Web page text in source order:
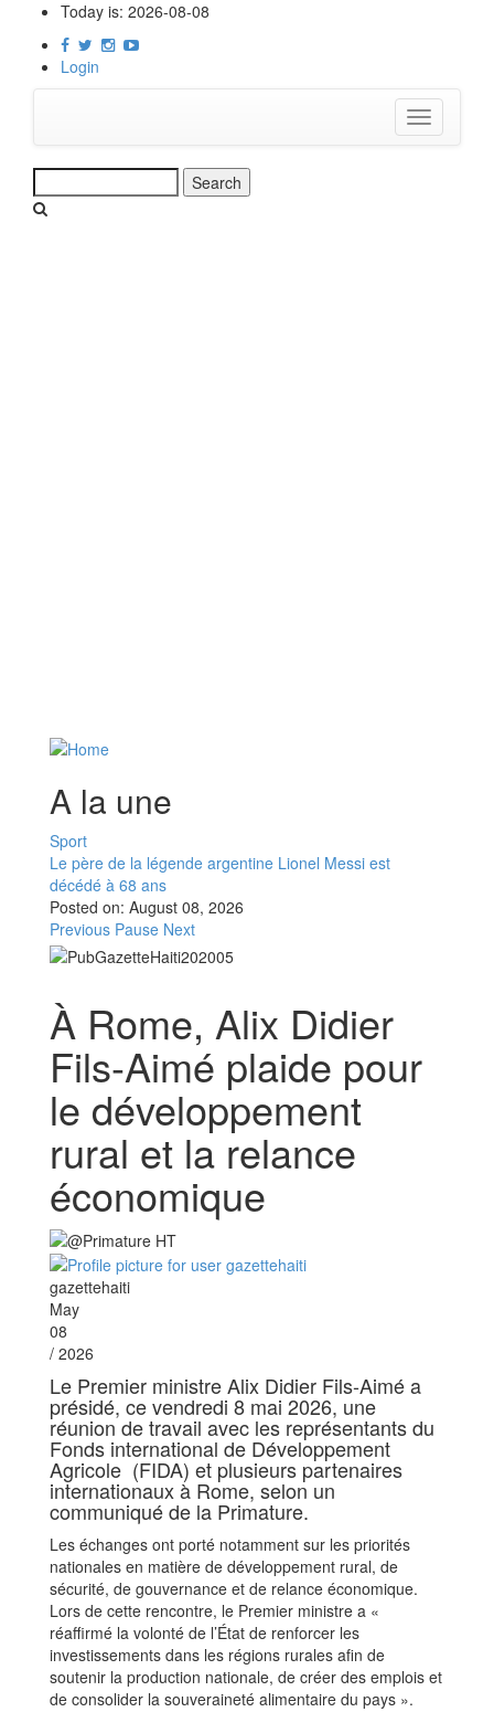
content
Today is: 2026-08-08
Login
Toggle
navigation
A la une
Sport
Le père de la légende argentine Lionel Messi est
décédé à 68 ans
Posted on: August 08, 2026
Previous Pause Next
À Rome, Alix Didier
Fils-Aimé plaide pour
le développement
rural et la relance
économique
gazettehaiti
May
08
/ 2026
Le Premier ministre Alix Didier Fils-Aimé a
présidé, ce vendredi 8 mai 2026, une
réunion de travail avec les représentants du
Fonds international de Développement
Agricole (FIDA) et plusieurs partenaires
internationaux à Rome, selon un
communiqué de la Primature.
Les échanges ont porté notamment sur les priorités
nationales en matière de développement rural, de
sécurité, de gouvernance et de relance économique.
Lors de cette rencontre, le Premier ministre a «
réaffirmé la volonté de l’État de renforcer les
investissements dans les régions rurales afin de
soutenir la production nationale, de créer des emplois et
de consolider la souveraineté alimentaire du pays ».